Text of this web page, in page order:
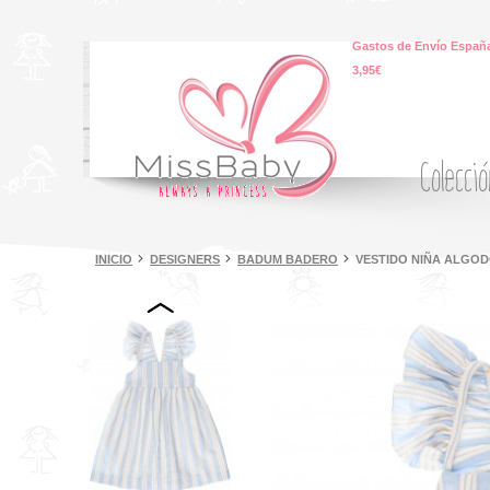
Gastos de Envío
3,95€
INICIO DESIGNERS BADUM BADERO VESTIDO NIÑA